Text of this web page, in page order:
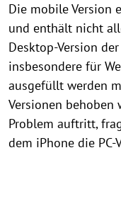
Die mobile Version
und enthält nicht
Desktop-Version
insbesondere für
ausgefüllt werden
Versionen behoben
Problem auftritt,
dem iPhone die